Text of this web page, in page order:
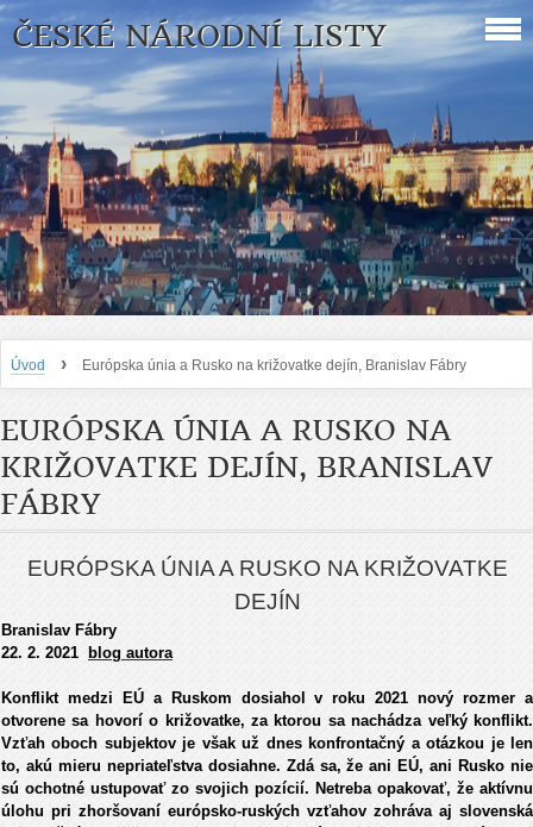
ČESKÉ NÁRODNÍ LISTY
Úvod › Európska únia a Rusko na križovatke dejín, Branislav Fábry
EURÓPSKA ÚNIA A RUSKO NA
KRIŽOVATKE DEJÍN, BRANISLAV
FÁBRY
EURÓPSKA ÚNIA A RUSKO NA KRIŽOVATKE
DEJÍN
Branislav Fábry
22. 2. 2021
blog autora
Konflikt medzi EÚ a Ruskom dosiahol v roku 2021 nový rozmer a
otvorene sa hovorí o križovatke, za ktorou sa nachádza veľký konflikt.
Vzťah oboch subjektov je však už dnes konfrontačný a otázkou je len
to, akú mieru nepriateľstva dosiahne. Zdá sa, že ani EÚ, ani Rusko nie
sú ochotné ustupovať zo svojich pozícií. Netreba opakovať, že aktívnu
úlohu pri zhoršovaní európsko-ruských vzťahov zohráva aj slovenská